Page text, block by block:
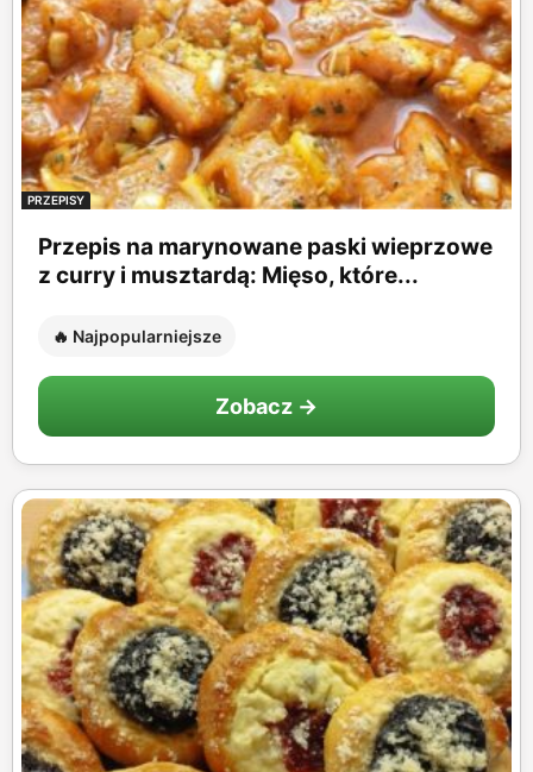
PRZEPISY
Przepis na marynowane paski wieprzowe
z curry i musztardą: Mięso, które...
🔥 Najpopularniejsze
Zobacz →